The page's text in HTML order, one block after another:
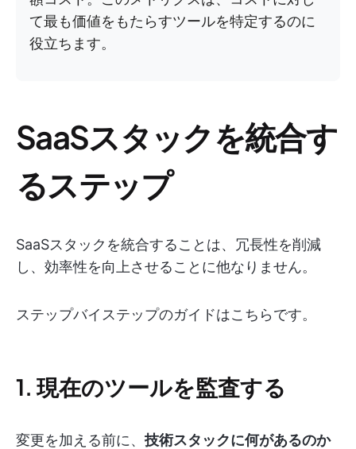
て最も価値をもたらすツールを特定するのに
役立ちます。
SaaSスタックを統合す
るステップ
SaaSスタックを統合することは、冗長性を削減
し、効率性を向上させることに他なりません。
ステップバイステップのガイドはこちらです。
1. 現在のツールを監査する
変更を加える前に、 技術スタックに何があるのか